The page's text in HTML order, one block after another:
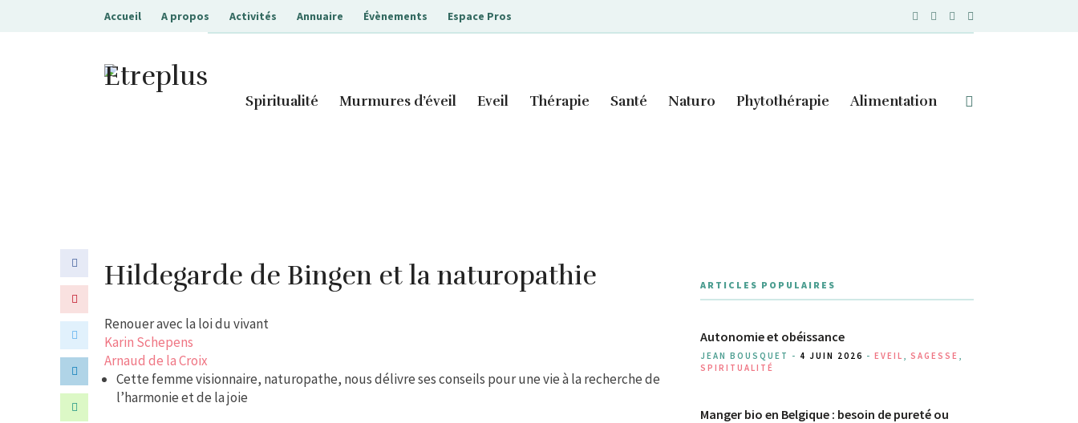
Accueil A propos Activités Annuaire Évènements Espace Pros
Etreplus
Spiritualité Murmures d’éveil Eveil Thérapie Santé Naturo Phytothérapie Alimentation
Hildegarde de Bingen et la naturopathie
Renouer avec la loi du vivant
Karin Schepens
Arnaud de la Croix
Cette femme visionnaire, naturopathe, nous délivre ses conseils pour une vie à la recherche de
l’harmonie et de la joie
ARTICLES POPULAIRES
Autonomie et obéissance
JEAN BOUSQUET - 4 JUIN 2026 - EVEIL , SAGESSE ,
SPIRITUALITÉ
Manger bio en Belgique : besoin de pureté ou